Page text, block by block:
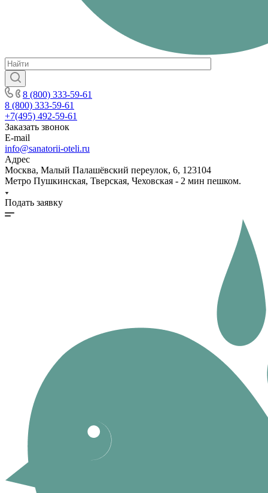
8 (800) 333-59-61
8 (800) 333-59-61
+7(495) 492-59-61
Заказать звонок
E-mail
info@sanatorii-oteli.ru
Адрес
Москва, Малый Палашёвский переулок, 6, 123104
Метро Пушкинская, Тверская, Чеховская - 2 мин пешком.
Подать заявку